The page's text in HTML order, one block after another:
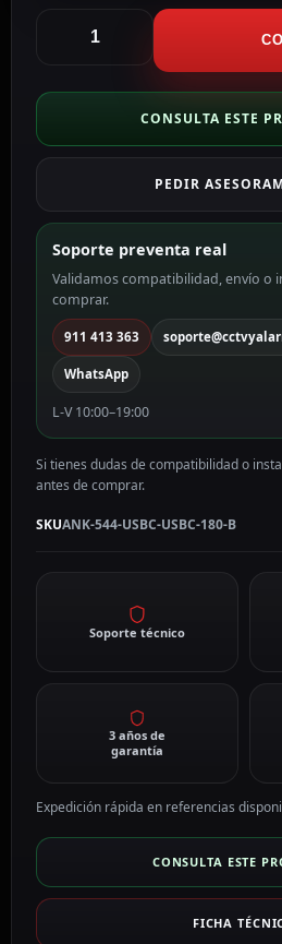
color
ANK-
544-
USBC-
180-
cantidad
CONSULTA ESTE
PEDIR
Soporte preventa real
Validamos compatibilidad, envío o
comprar.
911 413 363
WhatsApp
L-V 10:00–19:00
Si tienes dudas de compatibilidad o
antes de comprar.
SKUANK-544-USBC-USBC-180-B
Soporte técnico
3 años de
garantía
Expedición rápida en referencias
CONSULTA ESTE
FICHA